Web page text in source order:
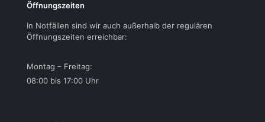
Öffnungszeiten
In Notfällen sind wir auch außerhalb der regulären
Öffnungszeiten erreichbar:
Montag – Freitag:
08:00 bis 17:00 Uhr